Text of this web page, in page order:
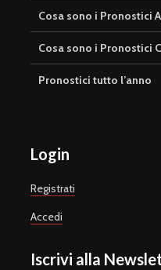
Cosa sono i Pronostici
Cosa sono i Pronostici
Pronostici tutto l’anno
Login
Registrati
Accedi
Iscrivi alla